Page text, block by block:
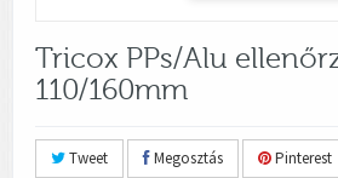
Tricox PPs/Alu
110/160mm
Tweet Megosztás Pinterest